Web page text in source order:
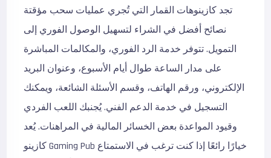
تجد كازينوهات القمار التي تُجري عمليات سحب مؤقتة
نصائح أفضل في الشراء لتسهيل الوصول الفوري إلى
التمويل. تتوفر خدمة الرد الفوري، والمكالمات المباشرة
على مدار الساعة طوال أيام الأسبوع، وعنوان البريد
الإلكتروني، ورقم الهاتف، وقسم الأسئلة الشائعة، ويمكنك
التسجيل في خدمة الدعم الفني. يُجنبك اللعب الفردي
وقيود المواعدة بعض الخسائر المالية في المراهنات. يُعد
كازينو Gaming Pub خيارًا رائعًا إذا كنت ترغب في الاستمتاع